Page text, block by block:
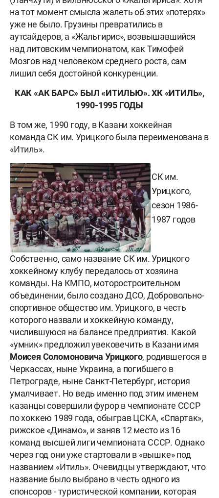
на тот момент смысла жалеть об этих «потерях»
уже не было. Грузины превратились в
аутсайдеров, а «Жальгирис», возвышавшийся
над литовским чемпионатом, как Тимофей
Мозгов над человеком среднего роста, сам
лишил себя достойной конкуренции.
КАК «АК БАРС» БЫЛ «ИТИЛЬЮ». ХК «ИТИЛЬ»,
1990-1995 ГОДЫ
В том же, 1990 году, в Казани хоккейная
команда СК им. Урицкого была переименована в
«Итиль».
СК им.
Урицкого,
сезон 1986-
1987 годов
Собственно, само название СК им. Урицкого
хоккейному клубу передалось от хозяина
команды. На КМПО, моторостроительном
объединении, было создано ДСО, Добровольно-
спортивное общество им. Урицкого, в честь
которого назвали и хоккейную команду,
числившуюся на балансе предприятия. Какой
«умник» предложил увековечить в Казани имя
Моисея Соломоновича Урицкого, родившегося в
Черкассах, ныне Украина, а погибшего в
Петрограде, ныне Санкт-Петербург, история
умалчивает. Но ведь именно под этим именем
казанцы совершили фурор в чемпионате СССР
по хоккею 1989 года, обыграв ЦСКА, «Спартак»,
рижское «Динамо», и заняв 12 место из 16
команд высшей лиги чемпионата СССР. Однако
через год они уже стартовали в «вышке» под
названием «Итиль». Очевидцы утверждают, что
название было выбрано в честь одного из
спонсоров - туристической компании, которая